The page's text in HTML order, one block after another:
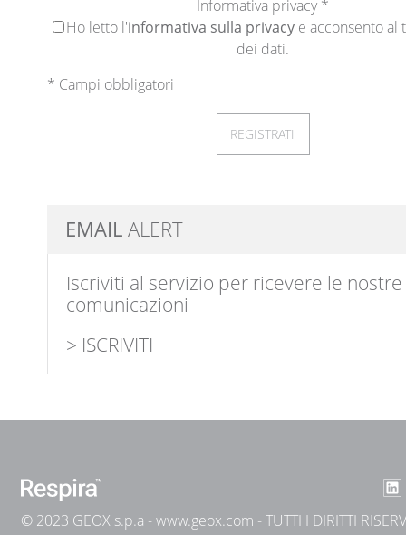
Informativa privacy *
Ho letto l'informativa sulla privacy e acconsento al
dei dati.
* Campi obbligatori
REGISTRATI
EMAIL ALERT
Iscriviti al servizio per ricevere le nostre
comunicazioni
> ISCRIVITI
© 2023 GEOX s.p.a -www.geox.com - TUTTI I DIRITTI